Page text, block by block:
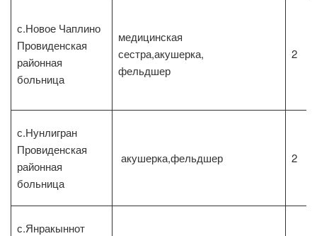
с.Новое Чаплино
Провиденская
районная
больница
медицинская
сестра,акушерка,
фельдшер
2
с.Нунлигран
Провиденская
районная
больница
акушерка,фельдшер 2
с.Янракыннот